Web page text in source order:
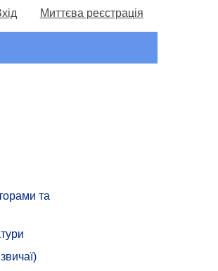
Миттєва реєстрація
та